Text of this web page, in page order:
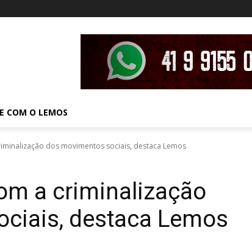
COM O LEMOS
dos movimentos sociais, destaca Lemos
a criminalização
destaca Lemos